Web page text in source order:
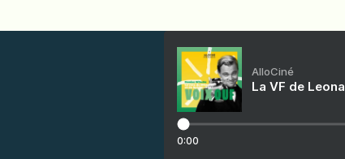
AlloCiné
La VF de
0:00